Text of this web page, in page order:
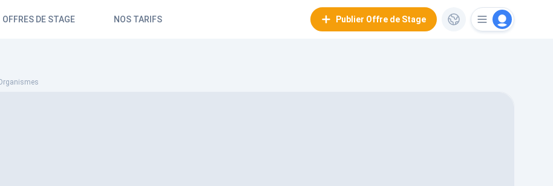
OFFRES DE STAGE NOS TARIFS Publier Offre de Stage